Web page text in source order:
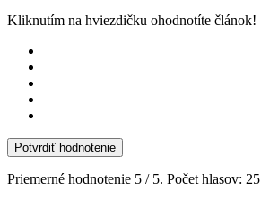
Kliknutím na hviezdičku ohodnotíte článok!
Potvrdiť hodnotenie
Priemerné hodnotenie 5 / 5. Počet hlasov: 25